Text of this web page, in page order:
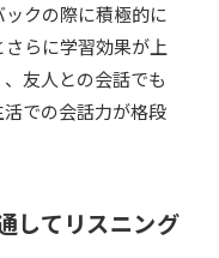
クの際に積極的に
らに学習効果が上
友人との会話でも
での会話力が格段
してリスニング